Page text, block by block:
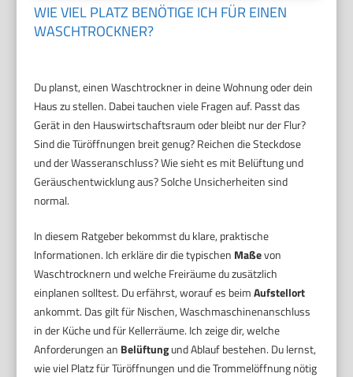
WIE VIEL PLATZ BENÖTIGE ICH FÜR EINEN
WASCHTROCKNER?
Du planst, einen Waschtrockner in deine Wohnung oder dein
Haus zu stellen. Dabei tauchen viele Fragen auf. Passt das
Gerät in den Hauswirtschaftsraum oder bleibt nur der Flur?
Sind die Türöffnungen breit genug? Reichen die Steckdose
und der Wasseranschluss? Wie sieht es mit Belüftung und
Geräuschentwicklung aus? Solche Unsicherheiten sind
normal.
In diesem Ratgeber bekommst du klare, praktische
Informationen. Ich erkläre dir die typischen Maßevon
Waschtrocknern und welche Freiräume du zusätzlich
einplanen solltest. Du erfährst, worauf es beimAufstellort
ankommt. Das gilt für Nischen, Waschmaschinenanschluss
in der Küche und für Kellerräume. Ich zeige dir, welche
Anforderungen an Belüftungund Ablauf bestehen. Du lernst,
wie viel Platz für Türöffnungen und die Trommelöffnung nötig